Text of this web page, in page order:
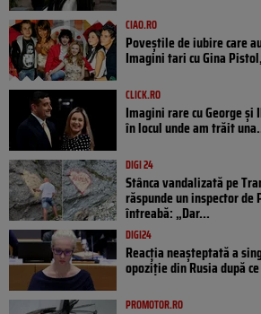
CIAO.RO
Poveştile de iubire care
Imagini tari cu Gina
CLICK.RO
Imagini rare cu George
în locul unde am trăit
DIGI 24
Stânca vandalizată pe
răspunde un inspector
întreabă: „Dar...
DIGI24
Reacția neașteptată a
opoziţie din Rusia după
PROMOTOR.RO